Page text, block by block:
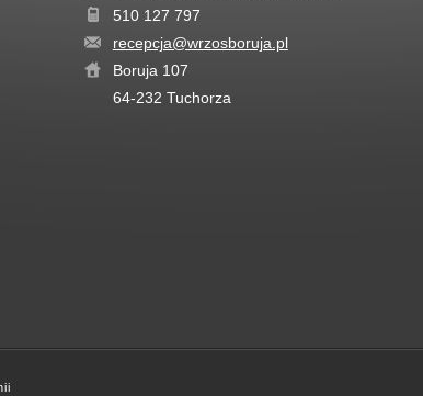
510 127 797
recepcja@wrzosboruja.pl
Boruja 107
64-232 Tuchorza